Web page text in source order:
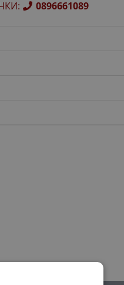
: 0896661089